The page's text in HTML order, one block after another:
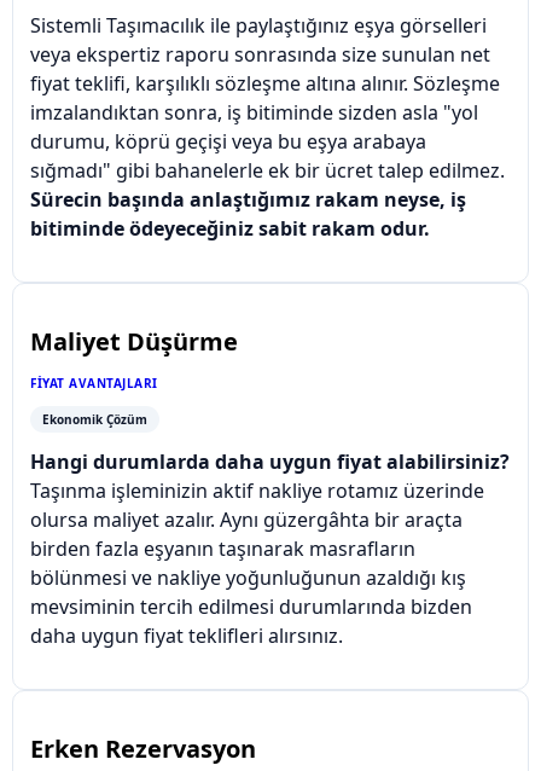
Sistemli Taşımacılık ile paylaştığınız eşya görselleri
veya ekspertiz raporu sonrasında size sunulan net
fiyat teklifi, karşılıklı sözleşme altına alınır. Sözleşme
imzalandıktan sonra, iş bitiminde sizden asla "yol
durumu, köprü geçişi veya bu eşya arabaya
sığmadı" gibi bahanelerle ek bir ücret talep edilmez.
Sürecin başında anlaştığımız rakam neyse, iş
bitiminde ödeyeceğiniz sabit rakam odur.
Maliyet Düşürme
FIYAT AVANTAJLARI
Ekonomik Çözüm
Hangi durumlarda daha uygun fiyat alabilirsiniz?
Taşınma işleminizin aktif nakliye rotamız üzerinde
olursa maliyet azalır. Aynı güzergâhta bir araçta
birden fazla eşyanın taşınarak masrafların
bölünmesi ve nakliye yoğunluğunun azaldığı kış
mevsiminin tercih edilmesi durumlarında bizden
daha uygun fiyat teklifleri alırsınız.
Erken Rezervasyon